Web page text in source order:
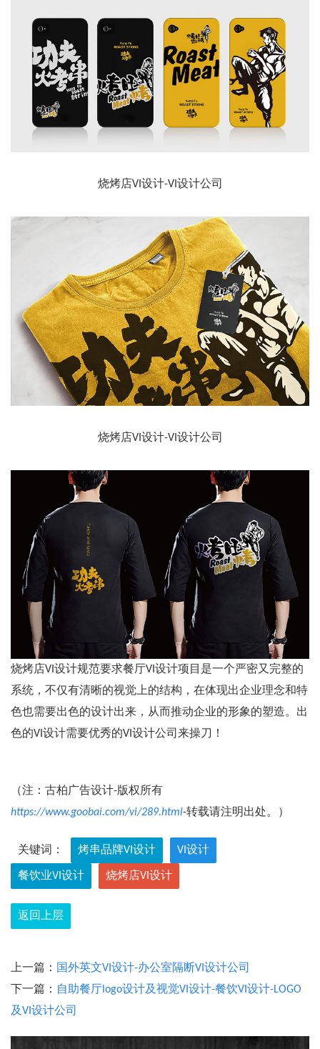
烧烤店VI设计-VI设计公司
烧烤店VI设计-VI设计公司
烧烤店VI设计规范要求餐厅VI设计项目是一个严密又完整的
系统，不仅有清晰的视觉上的结构，在体现出企业理念和特
色也需要出色的设计出来，从而推动企业的形象的塑造。出
色的VI设计需要优秀的VI设计公司来操刀！
（注：古柏广告设计-版权所有
https://www.goobai.com/vi/289.html-转载请注明出处。）
关键词： 烤串品牌VI设计 VI设计
餐饮业VI设计 烧烤店VI设计
返回上层
上一篇： 国外英文VI设计-办公室隔断VI设计公司
下一篇：
自助餐厅logo设计及视觉VI设计-餐饮VI设计-LOGO
及VI设计公司